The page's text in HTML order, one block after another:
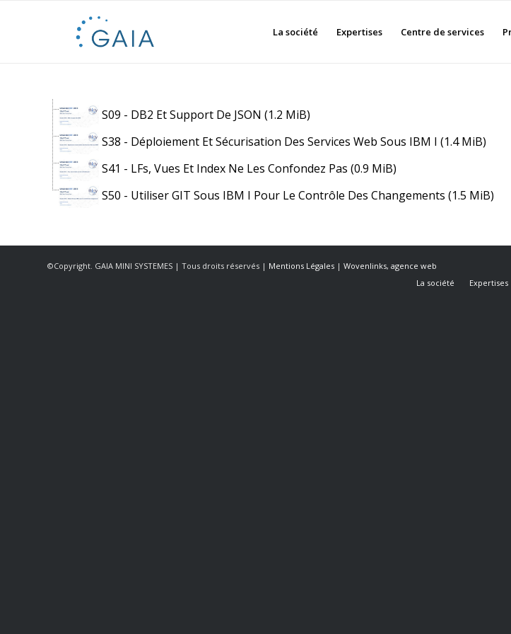
La société Expertises Centre de services
S09 - DB2 Et Support De JSON (1.2 MiB)
S38 - Déploiement Et Sécurisation Des Services Web Sous IBM I (1.4 MiB)
S41 - LFs, Vues Et Index Ne Les Confondez Pas (0.9 MiB)
S50 - Utiliser GIT Sous IBM I Pour Le Contrôle Des Changements (1.5 MiB)
©Copyright. GAIA MINI SYSTEMES | Tous droits réservés | Mentions Légales | Wovenlinks, agence web
La société
Expertises